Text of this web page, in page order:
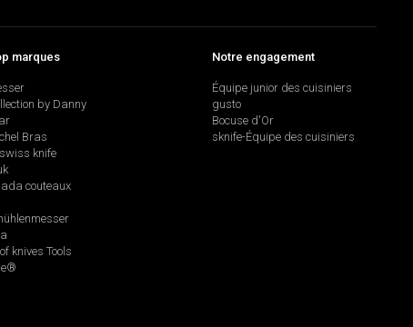
marques
by Danny
Bras
knife
couteaux
knives Tools
Notre engagement
Équipe junior des cuisiniers
gusto
Bocuse d'Or
sknife-Équipe des cuisiniers